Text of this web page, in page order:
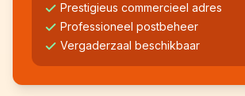
Prestigieus commercieel adres
Professioneel postbeheer
Vergaderzaal beschikbaar